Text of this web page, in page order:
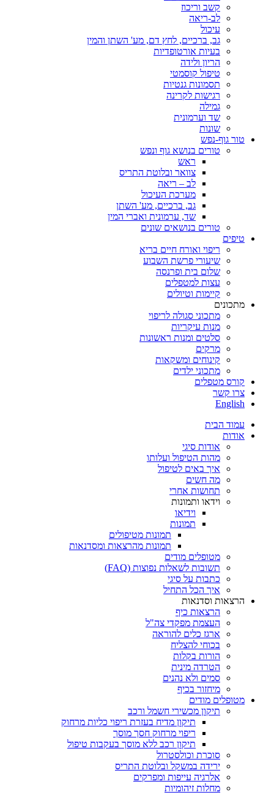
קשב וריכוז
לב-ריאה
עיכול
גב, ברכיים, לחץ דם, מע' השתן והמין
בעיות אורטופדיות
הריון ולידה
טיפול קוסמטי
תסמונות גנטיות
רגישות לקרינה
גמילה
שד וערמונית
שונות
טור גוף-נפש
טורים בנושא גוף ונפש
ראש
צוואר ובלוטת התריס
לב – ריאה
מערכת העיכול
גב, ברכיים, מע' השתן
שד, ערמונית ואברי המין
טורים בנושאים שונים
טיפים
ריפוי ואורח חיים בריא
שיעורי פרשת השבוע
שלום בית ופרנסה
עצות למטפלים
קיימות וטיולים
מתכונים
מתכוני סגולה לריפוי
מנות עיקריות
סלטים ומנות ראשונות
מרקים
קינוחים ומשקאות
מתכוני ילדים
קורס מטפלים
צרו קשר
English
עמוד הבית
אודות
אודות סיגי
מהות הטיפול ועלותו
איך באים לטיפול
מה חשים
תחושות אחרי
וידאו ותמונות
וידיאו
תמונות
תמונות מטיפולים
תמונות מהרצאות ומסדנאות
מטופלים מודים
תשובות לשאלות נפוצות (FAQ)
כתבות על סיגי
איך הכל התחיל
הרצאות וסדנאות
הרצאות כיף
העצמת מפקדי צה"ל
ארגז כלים להוראה
בכוחי להצליח
הורות בקלות
הטרדה מינית
סמים ולא נהנים
מיחזור בכיף
מטופלים מודים
תיקון מכשירי חשמל ורכב
תיקון מדיח בעזרת ריפוי כליות מרחוק
ריפוי מרחוק חסך מוסך
תיקון רכב ללא מוסך בעקבות טיפול
סוכרת וכולסטרול
ירידה במשקל ובלוטת התריס
אלרגיה עייפות ומפרקים
מחלות זיהומיות